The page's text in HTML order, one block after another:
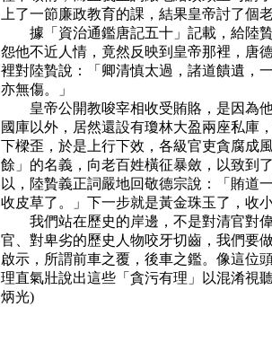
上了一節廉政教育的課，結果皇帝討了個
據「資治通鑑唐記五十」記載，給陸贄
怨他不近人情，竟然反映到皇帝那裡，唐
裡對陸贄說：「卿清慎太過，諸道饋遺，
亦無傷。」
皇帝公開教唆宰相收受賄賂，是因為他
國庫以外，居然還設有瓊林大盈兩座私庫
下樑歪，於是上行下效，各級官吏貪腐成
餘」的名義，向老百姓橫征暴斂，以致到
以，陸贄義正詞嚴地回敬德宗說：「賄道
收皮草了。」下一步就是黃金珠玉了，收
我們站在歷史的岸邊，不是對清官對偉
官、對卑劣的歷史人物咬牙切齒，我們要
啟示，所謂前車之覆，後車之鑑。像這位
理直氣壯說出這些「貪污有理」以混淆視
炳光)